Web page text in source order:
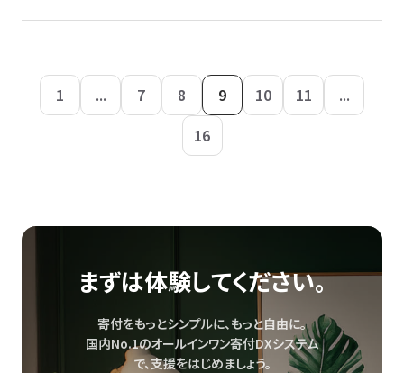
1 ... 7 8 9 10 11
...
16
まずは体験してください。
寄付をもっとシンプルに、もっと自由に。
国内No.1のオールインワン寄付DXシステム
で、支援をはじめましょう。